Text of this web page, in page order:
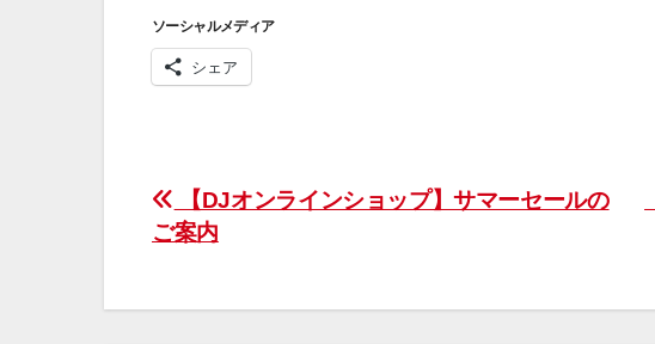
ソーシャルメディア
シェア
投
稿
ナ
【DJオンラインショップ】サマーセールの
ご案内